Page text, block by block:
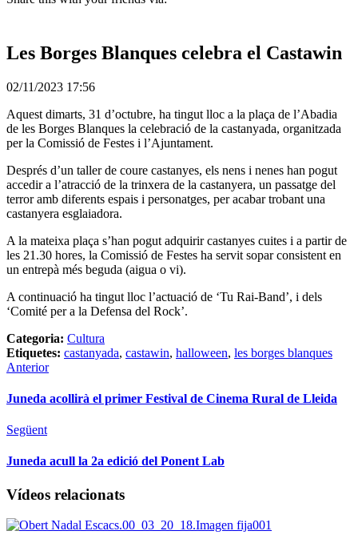
Les Borges Blanques celebra el Castawin
02/11/2023 17:56
Aquest dimarts, 31 d’octubre, ha tingut lloc a la plaça de l’Abadia
de les Borges Blanques la celebració de la castanyada, organitzada
per la Comissió de Festes i l’Ajuntament.
Després d’un taller de coure castanyes, els nens i nenes han pogut
accedir a l’atracció de la trinxera de la castanyera, un passatge del
terror amb diferents espais i personatges, per acabar trobant una
castanyera esglaiadora.
A la mateixa plaça s’han pogut adquirir castanyes cuites i a partir de
les 21.30 hores, la Comissió de Festes ha servit sopar consistent en
un entrepà més beguda (aigua o vi).
A continuació ha tingut lloc l’actuació de ‘Tu Rai-Band’, i dels
‘Comité per a la Defensa del Rock’.
Categoria: Cultura
Etiquetes: castanyada, castawin, halloween, les borges blanques
Anterior
Juneda acollirà el primer Festival de Cinema Rural de Lleida
Següent
Juneda acull la 2a edició del Ponent Lab
Vídeos relacionats